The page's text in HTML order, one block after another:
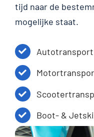
tijd naar de
mogelijke staat.
Autotransport
Boot- &